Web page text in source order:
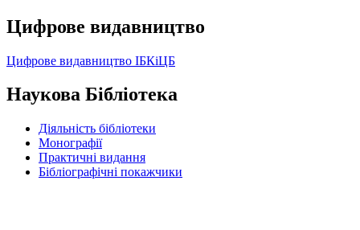
Цифрове видавництво
Цифрове видавництво ІБКіЦБ
Наукова Бібліотека
Діяльність бібліотеки
Монографії
Практичні видання
Бібліографічні покажчики